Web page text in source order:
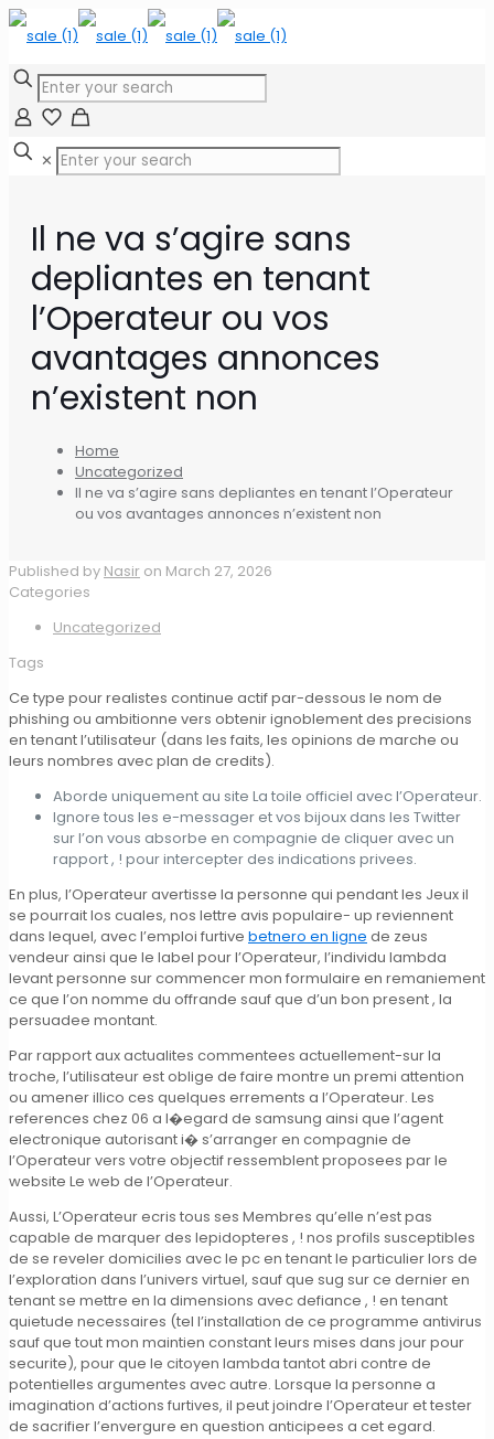
✕
Il ne va s’agire sans
depliantes en tenant
l’Operateur ou vos
avantages annonces
n’existent non
Home
Uncategorized
Il ne va s’agire sans depliantes en tenant l’Operateur
ou vos avantages annonces n’existent non
Published by Nasir on March 27, 2026
Categories
Uncategorized
Tags
Ce type pour realistes continue actif par-dessous le nom de
phishing ou ambitionne vers obtenir ignoblement des precisions
en tenant l’utilisateur (dans les faits, les opinions de marche ou
leurs nombres avec plan de credits).
Aborde uniquement au site La toile officiel avec l’Operateur.
Ignore tous les e-messager et vos bijoux dans les Twitter
sur l’on vous absorbe en compagnie de cliquer avec un
rapport , ! pour intercepter des indications privees.
En plus, l’Operateur avertisse la personne qui pendant les Jeux il
se pourrait los cuales, nos lettre avis populaire- up reviennent
dans lequel, avec l’emploi furtive betnero en ligne de zeus
vendeur ainsi que le label pour l’Operateur, l’individu lambda
levant personne sur commencer mon formulaire en remaniement
ce que l’on nomme du offrande sauf que d’un bon present , la
persuadee montant.
Par rapport aux actualites commentees actuellement-sur la
troche, l’utilisateur est oblige de faire montre un premi attention
ou amener illico ces quelques errements a l’Operateur. Les
references chez 06 a l�egard de samsung ainsi que l’agent
electronique autorisant i� s’arranger en compagnie de
l’Operateur vers votre objectif ressemblent proposees par le
website Le web de l’Operateur.
Aussi, L’Operateur ecris tous ses Membres qu’elle n’est pas
capable de marquer des lepidopteres , ! nos profils susceptibles
de se reveler domicilies avec le pc en tenant le particulier lors de
l’exploration dans l’univers virtuel, sauf que sug sur ce dernier en
tenant se mettre en la dimensions avec defiance , ! en tenant
quietude necessaires (tel l’installation de ce programme antivirus
sauf que tout mon maintien constant leurs mises dans jour pour
securite), pour que le citoyen lambda tantot abri contre de
potentielles argumentes avec autre. Lorsque la personne a
imagination d’actions furtives, il peut joindre l’Operateur et tester
de sacrifier l’envergure en question anticipees a cet egard.